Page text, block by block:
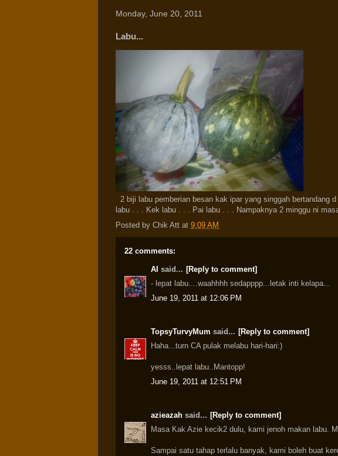
Monday, June 20, 2011
Labu...
2 biji labu pemberian besan kak ipar yang singgah bertandang
labu . . . Kek labu . . . Pai labu . . . Nampaknya 2 minggu ni
Posted by Chik Att at 9:09 AM
22 comments:
AI said... [Reply to comment]
- lepat labu....waahhhh sedapppp...letak inti kelapa...
June 19, 2011 at 12:06 PM
TopsyTurvyMum said... [Reply to comment]
Haha...turn CA pulak melabu hari-hari:)
yesss..lepat labu..Mantopp!
June 19, 2011 at 12:51 PM
azieazah said... [Reply to comment]
Masa Kak Azie kecik2 dulu, kami jenoh makan labu.
Sampai satu tahap terlalu banyak, kami boleh buat